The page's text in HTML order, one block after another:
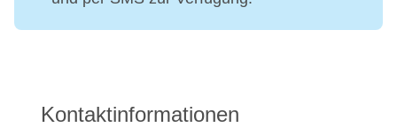
Kontaktinformationen